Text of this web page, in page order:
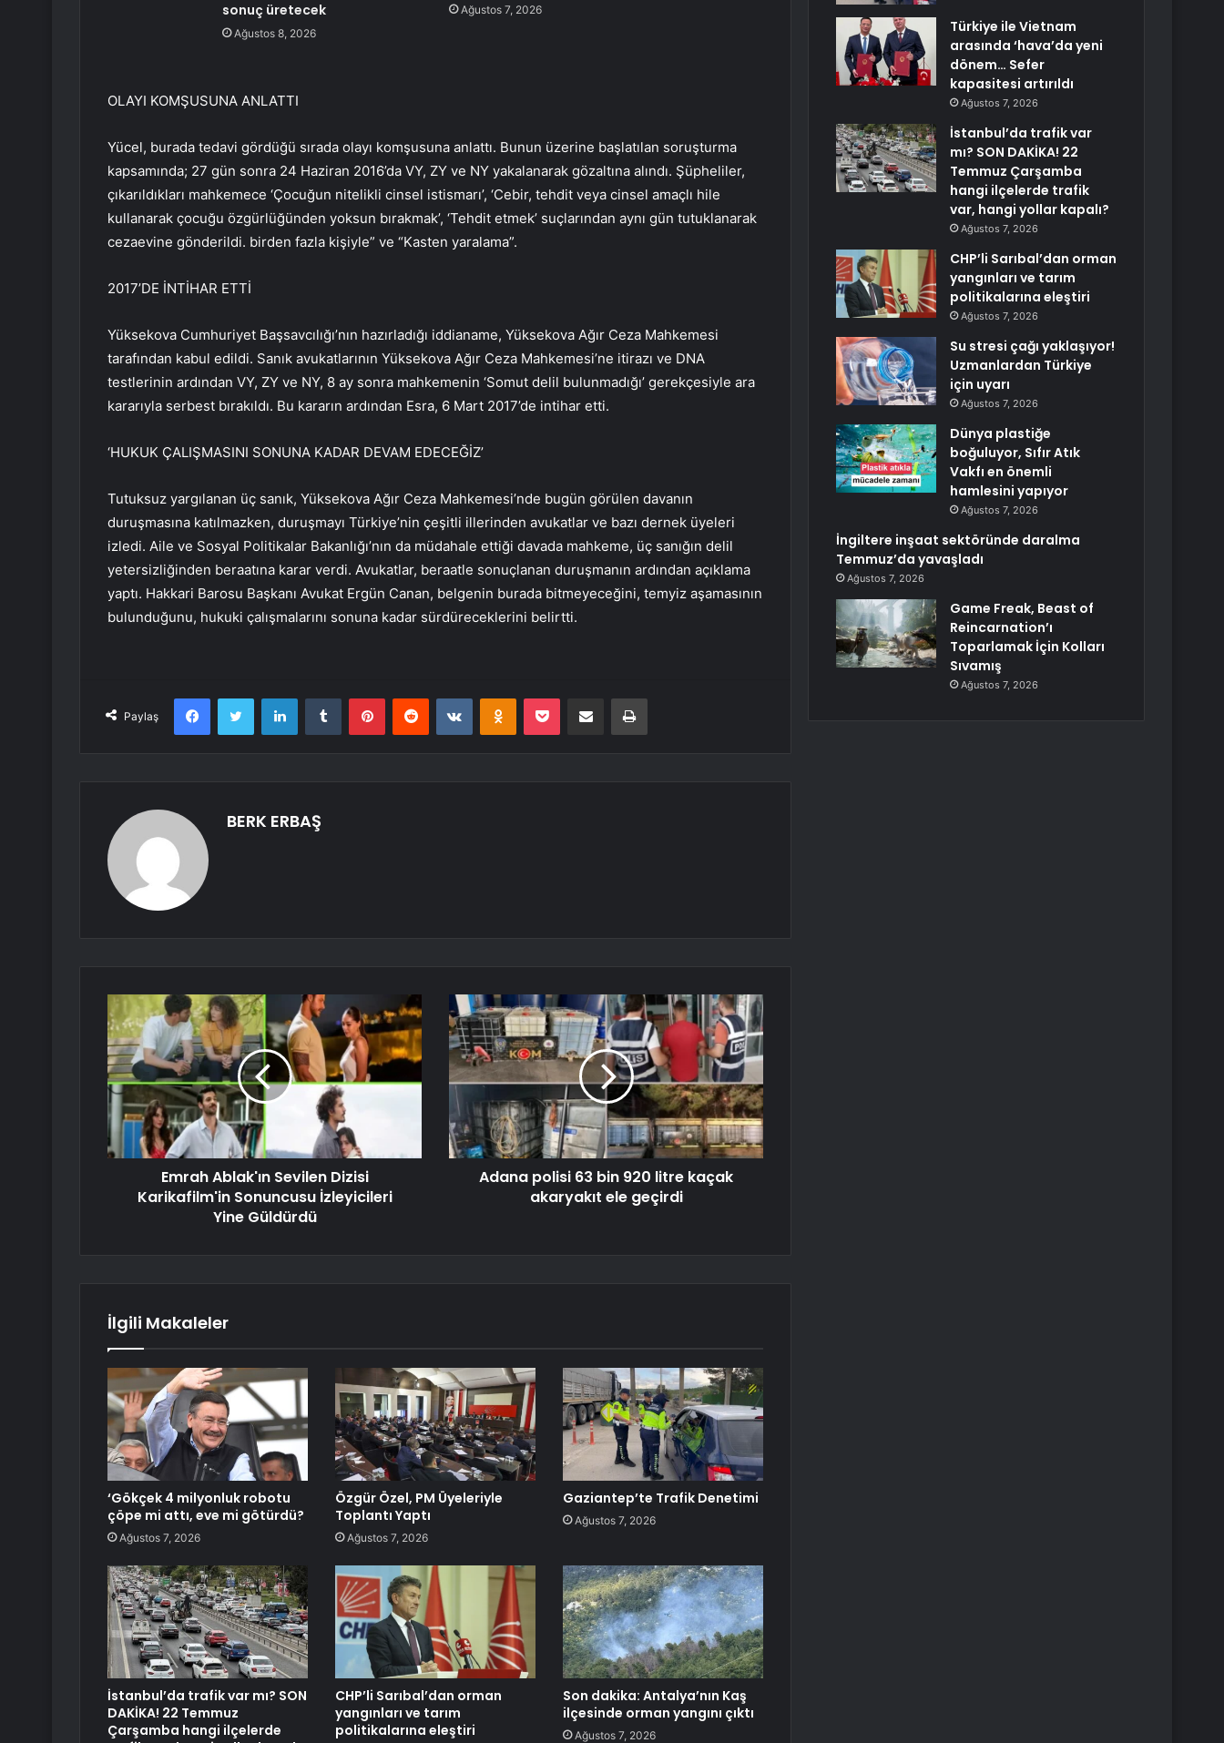
sonuç üretecek
Ağustos 8, 2026
Ağustos 7, 2026
OLAYI KOMŞUSUNA ANLATTI
Yücel, burada tedavi gördüğü sırada olayı komşusuna anlattı. Bunun üzerine başlatılan soruşturma
kapsamında; 27 gün sonra 24 Haziran 2016’da VY, ZY ve NY yakalanarak gözaltına alındı. Şüpheliler,
çıkarıldıkları mahkemece ‘Çocuğun nitelikli cinsel istismarı’, ‘Cebir, tehdit veya cinsel amaçlı hile
kullanarak çocuğu özgürlüğünden yoksun bırakmak’, ‘Tehdit etmek’ suçlarından aynı gün tutuklanarak
cezaevine gönderildi. birden fazla kişiyle” ve “Kasten yaralama”.
2017’DE İNTİHAR ETTİ
Yüksekova Cumhuriyet Başsavcılığı’nın hazırladığı iddianame, Yüksekova Ağır Ceza Mahkemesi
tarafından kabul edildi. Sanık avukatlarının Yüksekova Ağır Ceza Mahkemesi’ne itirazı ve DNA
testlerinin ardından VY, ZY ve NY, 8 ay sonra mahkemenin ‘Somut delil bulunmadığı’ gerekçesiyle ara
kararıyla serbest bırakıldı. Bu kararın ardından Esra, 6 Mart 2017’de intihar etti.
‘HUKUK ÇALIŞMASINI SONUNA KADAR DEVAM EDECEĞİZ’
Tutuksuz yargılanan üç sanık, Yüksekova Ağır Ceza Mahkemesi’nde bugün görülen davanın
duruşmasına katılmazken, duruşmayı Türkiye’nin çeşitli illerinden avukatlar ve bazı dernek üyeleri
izledi. Aile ve Sosyal Politikalar Bakanlığı’nın da müdahale ettiği davada mahkeme, üç sanığın delil
yetersizliğinden beraatına karar verdi. Avukatlar, beraatle sonuçlanan duruşmanın ardından açıklama
yaptı. Hakkari Barosu Başkanı Avukat Ergün Canan, belgenin burada bitmeyeceğini, temyiz aşamasının
bulunduğunu, hukuki çalışmalarını sonuna kadar sürdüreceklerini belirtti.
Paylaş
FacebookTwitter LinkedInTumblr PinterestReddit VKontakteOdnoklassniki
Pocket E-Posta ile paylaş Yazdır
BERK ERBAŞ
Emrah Ablak'ın Sevilen Dizisi
Karikafilm'in Sonuncusu İzleyicileri
Yine Güldürdü
Adana polisi 63 bin 920 litre kaçak
akaryakıt ele geçirdi
İlgili Makaleler
‘Gökçek 4 milyonluk robotu
çöpe mi attı, eve mi götürdü?
Ağustos 7, 2026
Özgür Özel, PM Üyeleriyle
Toplantı Yaptı
Ağustos 7, 2026
Gaziantep’te Trafik Denetimi
Ağustos 7, 2026
İstanbul’da trafik var mı? SON
DAKİKA! 22 Temmuz
Çarşamba hangi ilçelerde
CHP’li Sarıbal’dan orman
yangınları ve tarım
politikalarına eleştiri
Son dakika: Antalya’nın Kaş
ilçesinde orman yangını çıktı
Ağustos 7, 2026
Türkiye ile Vietnam
arasında ‘hava’da yeni
dönem… Sefer
kapasitesi artırıldı
Ağustos 7, 2026
İstanbul’da trafik var
mı? SON DAKİKA! 22
Temmuz Çarşamba
hangi ilçelerde trafik
var, hangi yollar kapalı?
Ağustos 7, 2026
CHP’li Sarıbal’dan orman
yangınları ve tarım
politikalarına eleştiri
Ağustos 7, 2026
Su stresi çağı yaklaşıyor!
Uzmanlardan Türkiye
için uyarı
Ağustos 7, 2026
Dünya plastiğe
boğuluyor, Sıfır Atık
Vakfı en önemli
hamlesini yapıyor
Ağustos 7, 2026
İngiltere inşaat sektöründe daralma
Temmuz’da yavaşladı
Ağustos 7, 2026
Game Freak, Beast of
Reincarnation’ı
Toparlamak İçin Kolları
Sıvamış
Ağustos 7, 2026